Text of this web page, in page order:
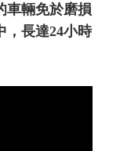
車輛免於磨損
，長達24小時